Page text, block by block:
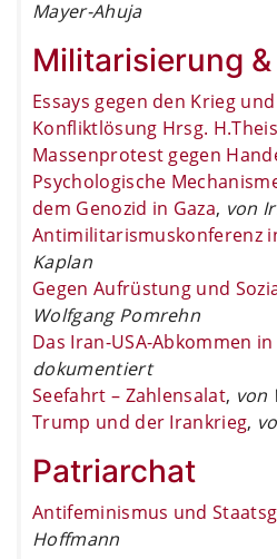
Mayer-Ahuja
Militarisierung
Essays gegen den Krieg
Konfliktlösung Hrsg.
Massenprotest gegen
Psychologische
dem Genozid in Gaza, von
Antimilitarismuskonferenz
Kaplan
Gegen Aufrüstung und
Wolfgang Pomrehn
Das Iran-USA-Abkommen
dokumentiert
Seefahrt – Zahlensalat, von
Trump und der Irankrieg,
Patriarchat
Antifeminismus und
Hoffmann